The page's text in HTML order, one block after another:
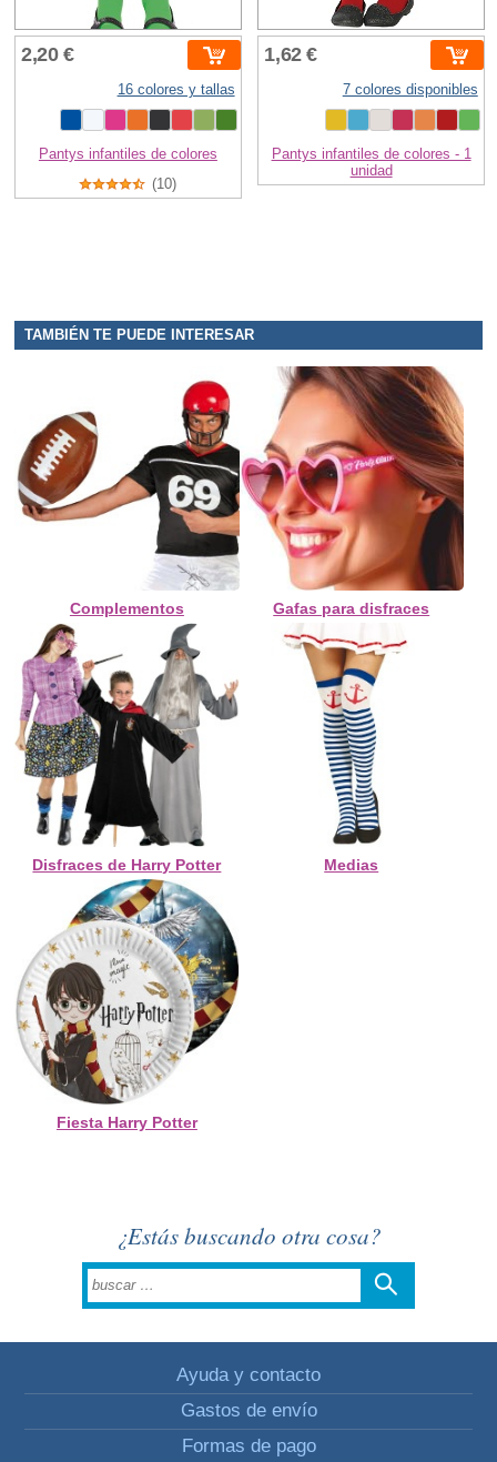
2,20 €
16 colores y tallas
Pantys infantiles de colores
(10)
1,62 €
7 colores disponibles
Pantys infantiles de colores - 1
unidad
TAMBIÉN TE PUEDE INTERESAR
Complementos Gafas para disfraces
Disfraces de Harry Potter Medias
Fiesta Harry Potter
¿Estás buscando otra cosa?
Ayuda y contacto
Gastos de envío
Formas de pago